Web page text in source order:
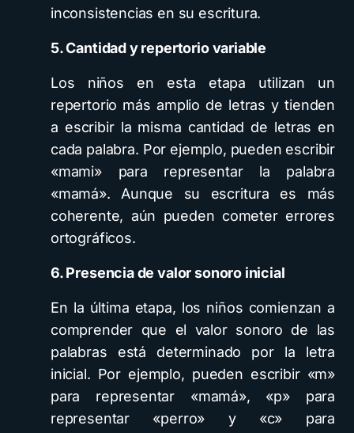
inconsistencias en su escritura.
5. Cantidad y repertorio variable
Los niños en esta etapa utilizan un
repertorio más amplio de letras y tienden
a escribir la misma cantidad de letras en
cada palabra. Por ejemplo, pueden escribir
«mami» para representar la palabra
«mamá». Aunque su escritura es más
coherente, aún pueden cometer errores
ortográficos.
6. Presencia de valor sonoro inicial
En la última etapa, los niños comienzan a
comprender que el valor sonoro de las
palabras está determinado por la letra
inicial. Por ejemplo, pueden escribir «m»
para representar «mamá», «p» para
representar «perro» y «c» para